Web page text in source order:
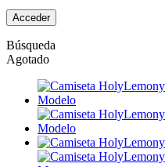
Búsqueda
Agotado